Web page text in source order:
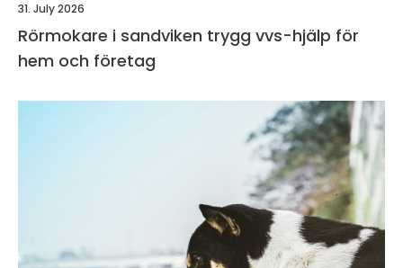
31. July 2026
Rörmokare i sandviken trygg vvs-hjälp för
hem och företag